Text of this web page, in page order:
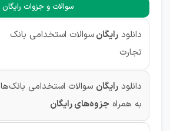
سوالات و جزوات رایگان
دانلود رایگانسوالات استخدامی بانک
تجارت
دانلود رایگان سوالات استخدامی بانک‌ها
به همراه جزوه‌های رایگان